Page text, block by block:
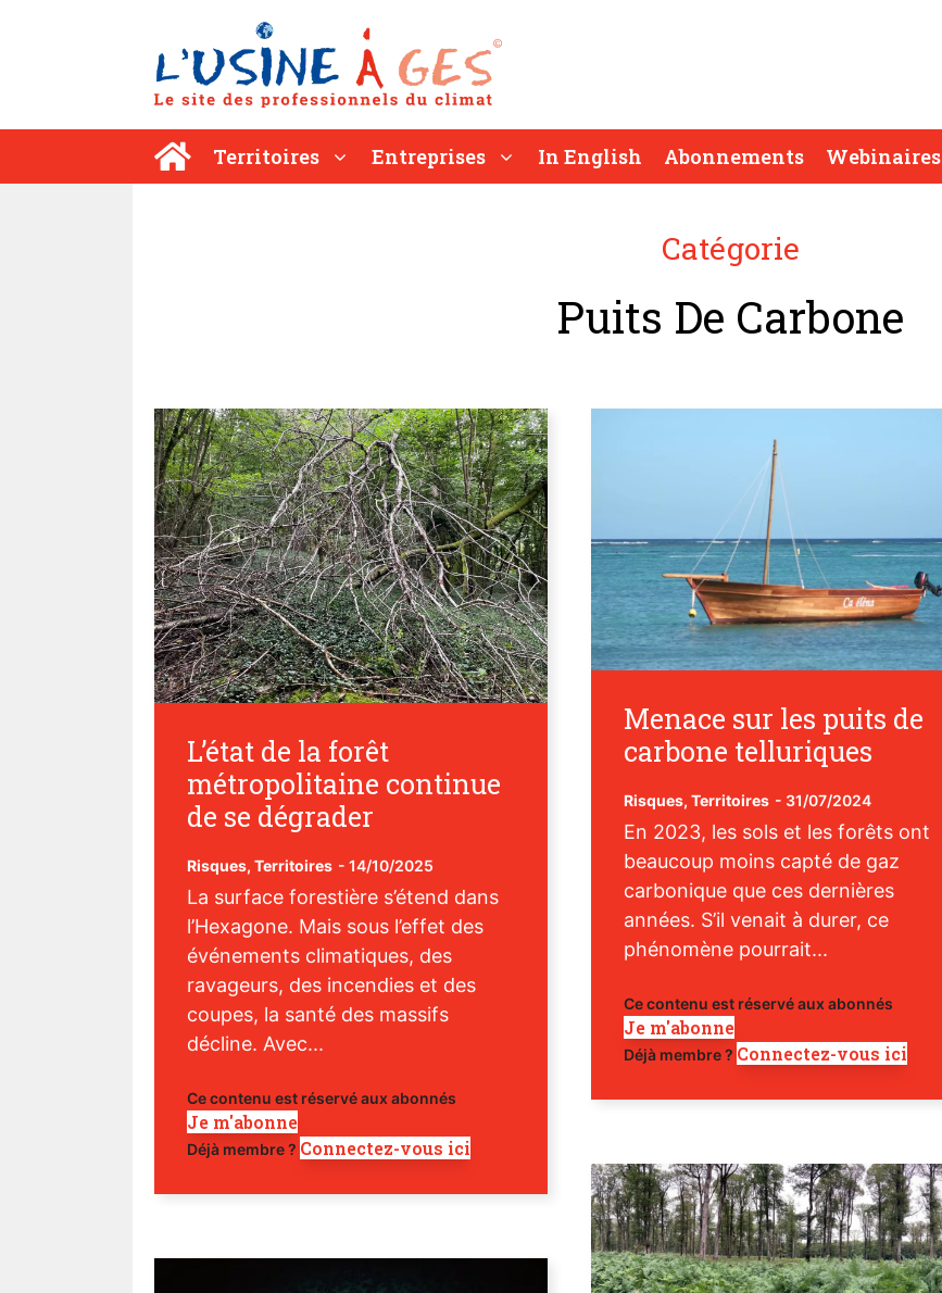
Territoires Entreprises In English Abonnements Webinaires
Catégorie
Puits De Carbone
L’état de la forêt
métropolitaine continue
de se dégrader
Risques, Territoires - 14/10/2025
La surface forestière s’étend dans
l’Hexagone. Mais sous l’effet des
événements climatiques, des
ravageurs, des incendies et des
coupes, la santé des massifs
décline. Avec...
Ce contenu est réservé aux abonnés
Je m'abonne
Déjà membre ? Connectez-vous ici
Menace sur les puits de
carbone telluriques
Risques, Territoires - 31/07/2024
En 2023, les sols et les forêts ont
beaucoup moins capté de gaz
carbonique que ces dernières
années. S’il venait à durer, ce
phénomène pourrait...
Ce contenu est réservé aux abonnés
Je m'abonne
Déjà membre ? Connectez-vous ici